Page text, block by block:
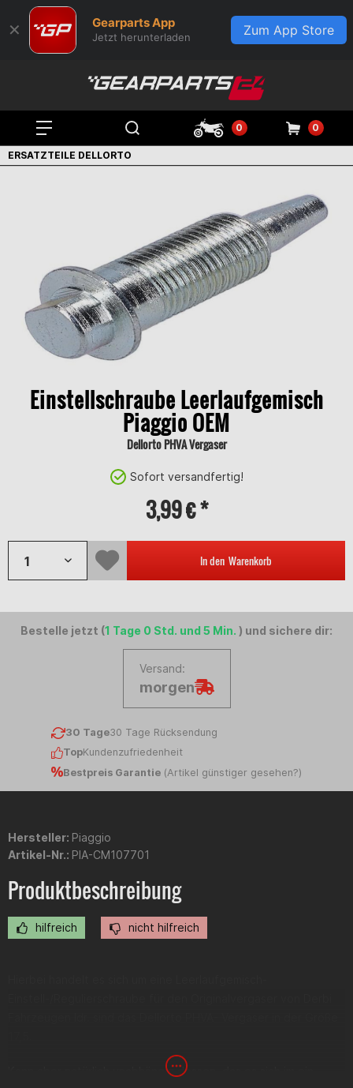
✕ Gearparts App
Jetzt herunterladen Zum App Store
0 0
ERSATZTEILE DELLORTO
Einstellschraube Leerlaufgemisch
Piaggio OEM
Dellorto PHVA Vergaser
Sofort versandfertig!
3,99 € *
In den Warenkorb
Bestelle jetzt (1 Tage 0 Std. und 5 Min. ) und sichere dir:
Versand:
morgen
30 Tage30 Tage Rücksendung
TopKundenzufriedenheit
Bestpreis Garantie (Artikel günstiger gesehen?)
Hersteller: Piaggio
Artikel-Nr.: PIA-CM107701
Produktbeschreibung
hilfreich nicht hilfreich
Kann aber natürlich unabhängig dessen, das es sich im ein